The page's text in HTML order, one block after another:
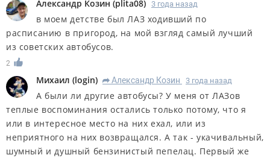
Александр Козин (plita08) 3 года назад
в моем детстве был ЛАЗ ходивший по
расписанию в пригород, на мой взгляд самый лучший
из советских автобусов.
2
Михаил (login) R Александр Козин 3 года назад
А были ли другие автобусы? У меня от ЛАЗов
теплые воспоминания остались только потому, что я
или в интересное место на них ехал, или из
неприятного на них возвращался. А так - укачивальный,
шумный и душный бензинистый пепелац. Первый же